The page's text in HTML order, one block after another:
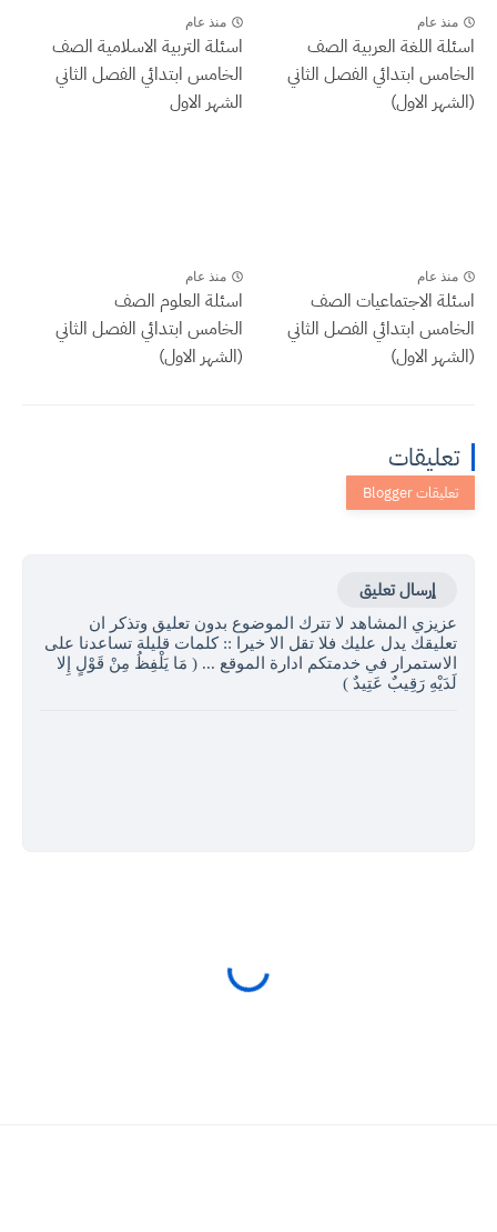
منذ عام
اسئلة اللغة العربية الصف
الخامس ابتدائي الفصل الثاني
(الشهر الاول)
منذ عام
اسئلة التربية الاسلامية الصف
الخامس ابتدائي الفصل الثاني
الشهر الاول
منذ عام
اسئلة الاجتماعيات الصف
الخامس ابتدائي الفصل الثاني
(الشهر الاول)
منذ عام
اسئلة العلوم الصف
الخامس ابتدائي الفصل الثاني
(الشهر الاول)
تعليقات
إرسال تعليق
عزيزي المشاهد لا تترك الموضوع بدون تعليق وتذكر ان
تعليقك يدل عليك فلا تقل الا خيرا :: كلمات قليلة تساعدنا على
الاستمرار في خدمتكم ادارة الموقع ... ( مَا يَلْفِظُ مِنْ قَوْلٍ إِلا
لَدَيْهِ رَقِيبٌ عَتِيدٌ )